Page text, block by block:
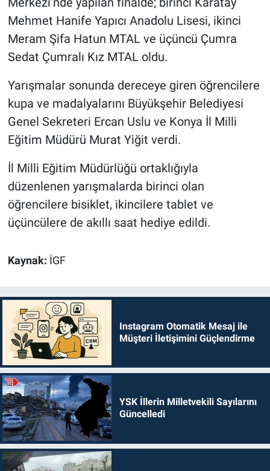
Mehmet Hanife Yapıcı Anadolu Lisesi, ikinci
Meram Şifa Hatun MTAL ve üçüncü Çumra
Sedat Çumralı Kız MTAL oldu.
Yarışmalar sonunda dereceye giren öğrencilere
kupa ve madalyalarını Büyükşehir Belediyesi
Genel Sekreteri Ercan Uslu ve Konya İl Milli
Eğitim Müdürü Murat Yiğit verdi.
İl Milli Eğitim Müdürlüğü ortaklığıyla
düzenlenen yarışmalarda birinci olan
öğrencilere bisiklet, ikincilere tablet ve
üçüncülere de akıllı saat hediye edildi.
Kaynak: İGF
Instagram Otomatik Mesaj ile
Müşteri İletişimini Güçlendirme
YSK İllerin Milletvekili Sayılarını
Güncelledi